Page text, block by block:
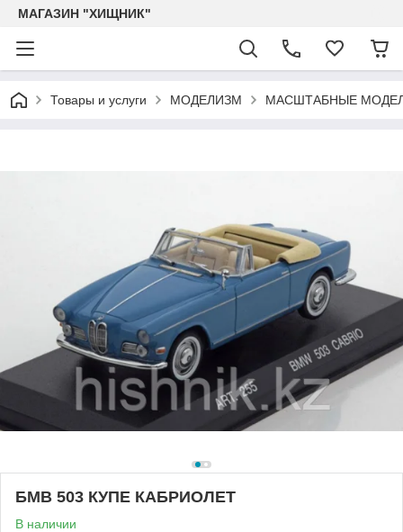
МАГАЗИН "ХИЩНИК"
Товары и услуги МОДЕЛИЗМ МАСШТАБНЫЕ
БМВ 503 КУПЕ КАБРИОЛЕТ
В наличии